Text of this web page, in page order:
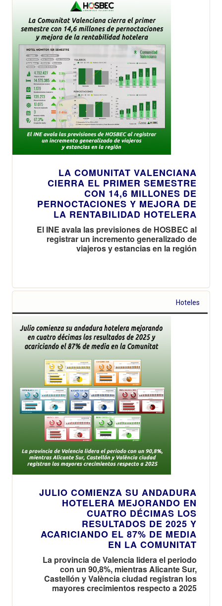
LA COMUNITAT VALENCIANA
CIERRA EL PRIMER SEMESTRE
CON 14,6 MILLONES DE
PERNOCTACIONES Y MEJORA DE
LA RENTABILIDAD HOTELERA
El INE avala las previsiones de HOSBEC al
registrar un incremento generalizado de
viajeros y estancias en la región
Hoteles
JULIO COMIENZA SU ANDADURA
HOTELERA MEJORANDO EN
CUATRO DÉCIMAS LOS
RESULTADOS DE 2025 Y
ACARICIANDO EL 87% DE MEDIA
EN LA COMUNITAT
La provincia de Valencia lidera el periodo
con un 90,8%, mientras Alicante Sur,
Castellón y València ciudad registran los
mayores crecimientos respecto a 2025